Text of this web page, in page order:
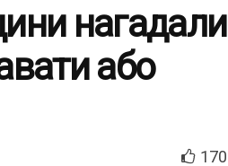
нагадали
або
170